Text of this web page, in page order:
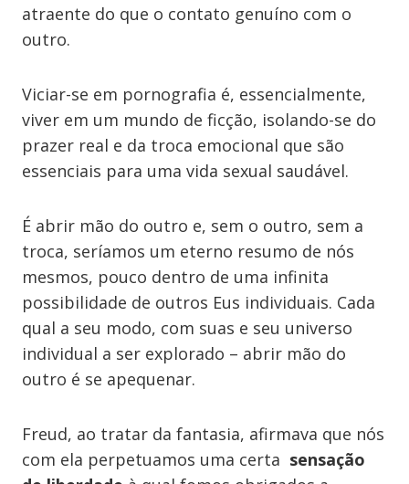
atraente do que o contato genuíno com o
outro.
Viciar-se em pornografia é, essencialmente,
viver em um mundo de ficção, isolando-se do
prazer real e da troca emocional que são
essenciais para uma vida sexual saudável.
É abrir mão do outro e, sem o outro, sem a
troca, seríamos um eterno resumo de nós
mesmos, pouco dentro de uma infinita
possibilidade de outros Eus individuais. Cada
qual a seu modo, com suas e seu universo
individual a ser explorado – abrir mão do
outro é se apequenar.
Freud, ao tratar da fantasia, afirmava que nós
com ela perpetuamos uma certa sensação